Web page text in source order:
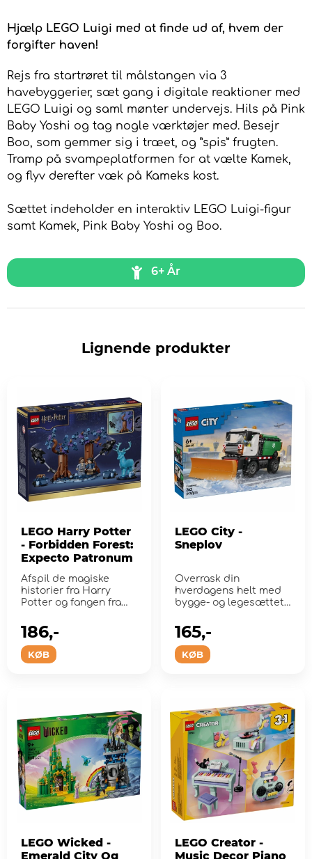
Hjælp LEGO Luigi med at finde ud af, hvem der
forgifter haven!
Rejs fra startrøret til målstangen via 3
havebyggerier, sæt gang i digitale reaktioner med
LEGO Luigi og saml mønter undervejs. Hils på Pink
Baby Yoshi og tag nogle værktøjer med. Besejr
Boo, som gemmer sig i træet, og ”spis” frugten.
Tramp på svampeplatformen for at vælte Kamek,
og flyv derefter væk på Kameks kost.
Sættet indeholder en interaktiv LEGO Luigi-figur
samt Kamek, Pink Baby Yoshi og Boo.
6+ År
Lignende produkter
LEGO Harry Potter
- Forbidden Forest:
Expecto Patronum
Afspil de magiske
historier fra Harry
Potter og fangen fra
KØB
186,-
LEGO City -
Sneplov
Overrask din
hverdagens helt med
bygge- og legesættet
KØB
165,-
LEGO Wicked -
Emerald City Og
LEGO Creator -
Music Decor Piano